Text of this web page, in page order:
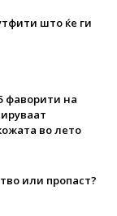
што ќе ги
фаворити на
во лето
или пропаст?